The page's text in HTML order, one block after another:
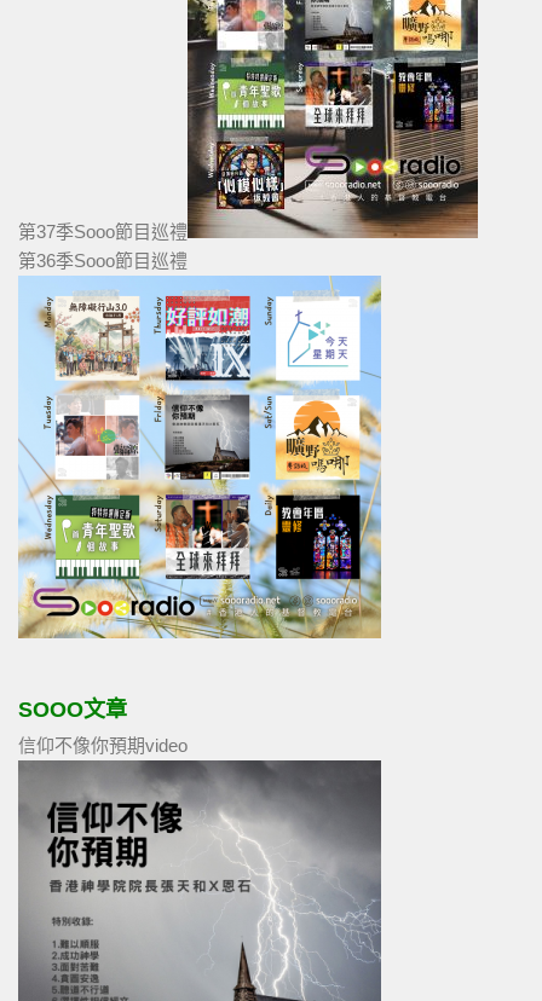
第37季Sooo節目巡禮
第36季Sooo節目巡禮
SOOO文章
信仰不像你預期video